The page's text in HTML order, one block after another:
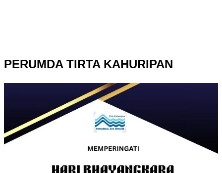
PERUMDA TIRTA KAHURIPAN